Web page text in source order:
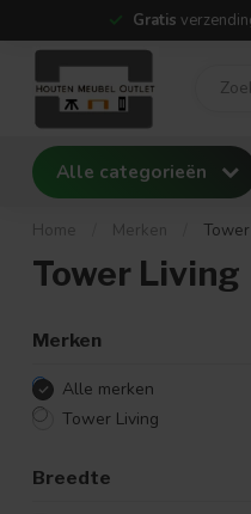
Gratis
Alle categorieën
Home Merken
Tower Living
Merken
Alle merken
Tower Living
Breedte